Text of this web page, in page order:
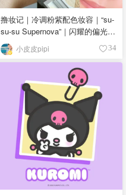
撸妆记｜冷调粉紫配色妆容｜“su-
su-su Supernova”｜闪耀的偏光色
｜夏日女团风
小皮皮pipi 34